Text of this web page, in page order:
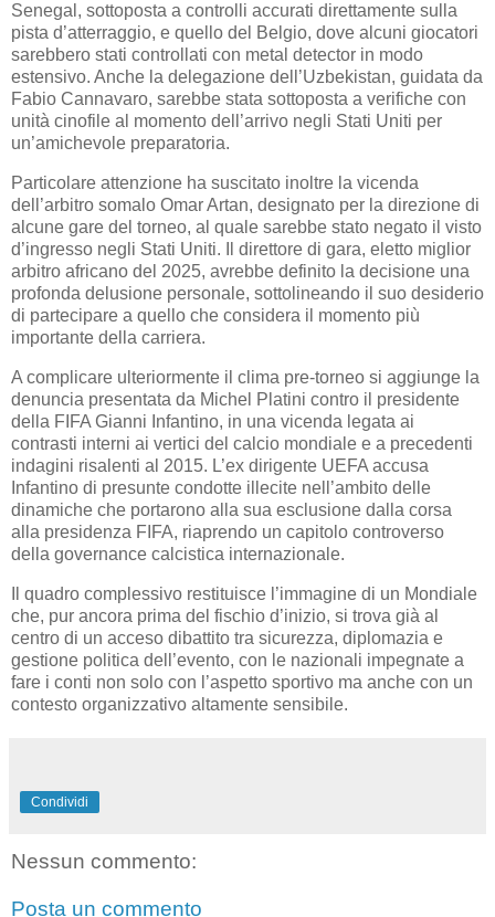
Senegal, sottoposta a controlli accurati direttamente sulla
pista d’atterraggio, e quello del Belgio, dove alcuni giocatori
sarebbero stati controllati con metal detector in modo
estensivo. Anche la delegazione dell’Uzbekistan, guidata da
Fabio Cannavaro, sarebbe stata sottoposta a verifiche con
unità cinofile al momento dell’arrivo negli Stati Uniti per
un’amichevole preparatoria.
Particolare attenzione ha suscitato inoltre la vicenda
dell’arbitro somalo Omar Artan, designato per la direzione di
alcune gare del torneo, al quale sarebbe stato negato il visto
d’ingresso negli Stati Uniti. Il direttore di gara, eletto miglior
arbitro africano del 2025, avrebbe definito la decisione una
profonda delusione personale, sottolineando il suo desiderio
di partecipare a quello che considera il momento più
importante della carriera.
A complicare ulteriormente il clima pre-torneo si aggiunge la
denuncia presentata da Michel Platini contro il presidente
della FIFA Gianni Infantino, in una vicenda legata ai
contrasti interni ai vertici del calcio mondiale e a precedenti
indagini risalenti al 2015. L’ex dirigente UEFA accusa
Infantino di presunte condotte illecite nell’ambito delle
dinamiche che portarono alla sua esclusione dalla corsa
alla presidenza FIFA, riaprendo un capitolo controverso
della governance calcistica internazionale.
Il quadro complessivo restituisce l’immagine di un Mondiale
che, pur ancora prima del fischio d’inizio, si trova già al
centro di un acceso dibattito tra sicurezza, diplomazia e
gestione politica dell’evento, con le nazionali impegnate a
fare i conti non solo con l’aspetto sportivo ma anche con un
contesto organizzativo altamente sensibile.
Condividi
Nessun commento:
Posta un commento